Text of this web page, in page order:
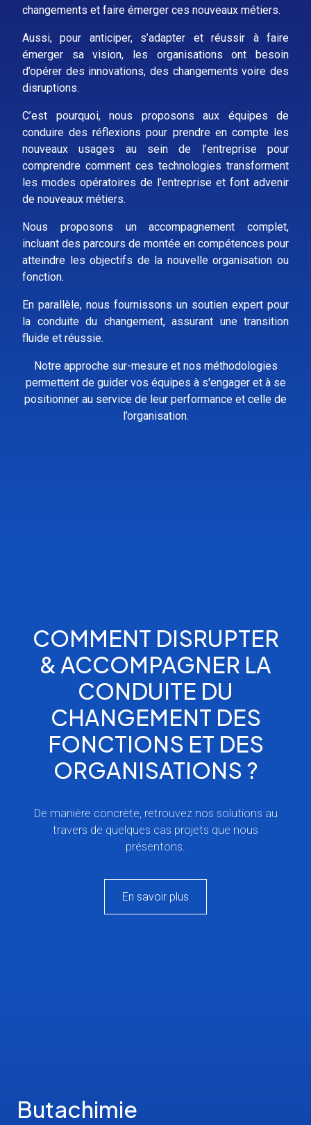
changements et faire émerger ces nouveaux métiers.
Aussi, pour anticiper, s’adapter et réussir à faire
émerger sa vision, les organisations ont besoin
d’opérer des innovations, des changements voire des
disruptions.
C’est pourquoi, nous proposons aux équipes de
conduire des réflexions pour prendre en compte les
nouveaux usages au sein de l’entreprise pour
comprendre comment ces technologies transforment
les modes opératoires de l’entreprise et font advenir
de nouveaux métiers.
Nous proposons un accompagnement complet,
incluant des parcours de montée en compétences pour
atteindre les objectifs de la nouvelle organisation ou
fonction.
En parallèle, nous fournissons un soutien expert pour
la conduite du changement, assurant une transition
fluide et réussie.
Notre approche sur-mesure et nos méthodologies
permettent de guider vos équipes à s'engager et à se
positionner au service de leur performance et celle de
l’organisation.
COMMENT DISRUPTER
& ACCOMPAGNER LA
CONDUITE DU
CHANGEMENT DES
FONCTIONS ET DES
ORGANISATIONS ?
De manière concrète, retrouvez nos solutions au
travers de quelques cas projets que nous
présentons.
En savoir plus
Butachimie